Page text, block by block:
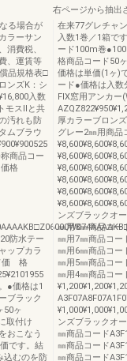
る場合が
ラーサン
消費税、
、運賃等
品規格表□
ンズK：シ
入数
モスⅡと共
汚れも防
ムブラウ
商品コー
格
防水テー
ップカラ
価 格
●価格は1
ブラック
ヶ
取付け
おこなう
です。結
込むのを防
右ページから抽出
在来77グレチャ
入数1巻／1箱で
ード100m巻
格商品コード50
価格は単価(1ヶ
ード●価格は入数
FIX窓用アンカー
厚カラーブロン
グレー2㎜用商品
ンズブラックオ
㎜用8㎜商品コー
㎜用7㎜商品コー
㎜用6㎜商品コー
㎜用5㎜商品コー
㎜用4㎜商品コー
ンズブラックオ
㎜商品コード
㎜商品コード
㎜商品コード